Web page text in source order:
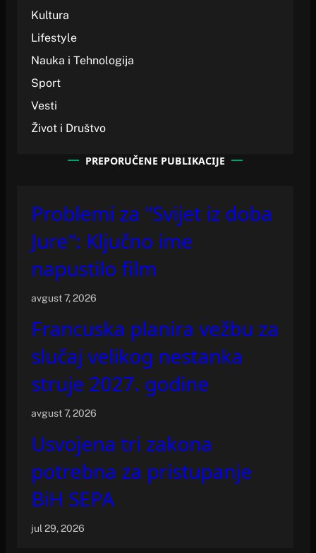
Kultura
Lifestyle
Nauka i Tehnologija
Sport
Vesti
Život i Društvo
PREPORUČENE PUBLIKACIJE
Problemi za "Svijet iz doba
Jure": Ključno ime
napustilo film
avgust 7, 2026
Francuska planira vežbu za
slučaj velikog nestanka
struje 2027. godine
avgust 7, 2026
Usvojena tri zakona
potrebna za pristupanje
BiH SEPA
jul 29, 2026